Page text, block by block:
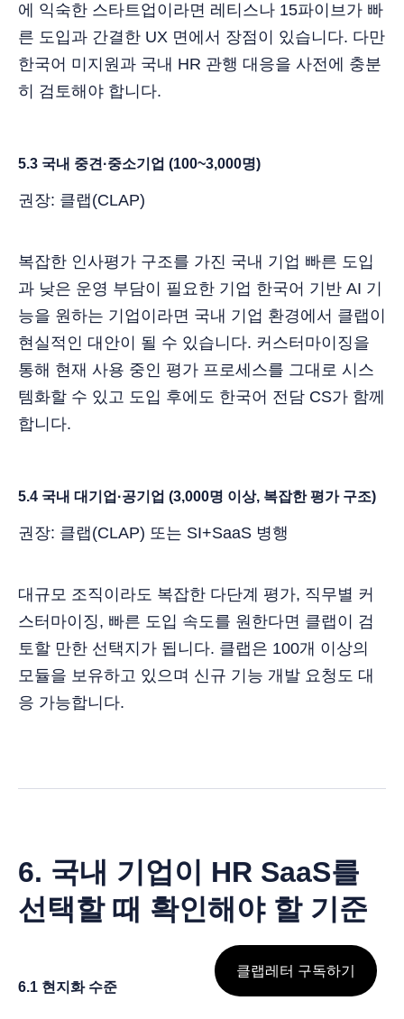
에 익숙한 스타트업이라면 레티스나 15파이브가 빠
른 도입과 간결한 UX 면에서 장점이 있습니다. 다만
한국어 미지원과 국내 HR 관행 대응을 사전에 충분
히 검토해야 합니다.
5.3 국내 중견·중소기업 (100~3,000명)
권장: 클랩(CLAP)
복잡한 인사평가 구조를 가진 국내 기업 빠른 도입
과 낮은 운영 부담이 필요한 기업 한국어 기반 AI 기
능을 원하는 기업이라면 국내 기업 환경에서 클랩이
현실적인 대안이 될 수 있습니다. 커스터마이징을
통해 현재 사용 중인 평가 프로세스를 그대로 시스
템화할 수 있고 도입 후에도 한국어 전담 CS가 함께
합니다.
5.4 국내 대기업·공기업 (3,000명 이상, 복잡한 평가 구조)
권장: 클랩(CLAP) 또는 SI+SaaS 병행
대규모 조직이라도 복잡한 다단계 평가, 직무별 커
스터마이징, 빠른 도입 속도를 원한다면 클랩이 검
토할 만한 선택지가 됩니다. 클랩은 100개 이상의
모듈을 보유하고 있으며 신규 기능 개발 요청도 대
응 가능합니다.
6. 국내 기업이 HR SaaS를
선택할 때 확인해야 할 기준
6.1 현지화 수준
클랩레터 구독하기